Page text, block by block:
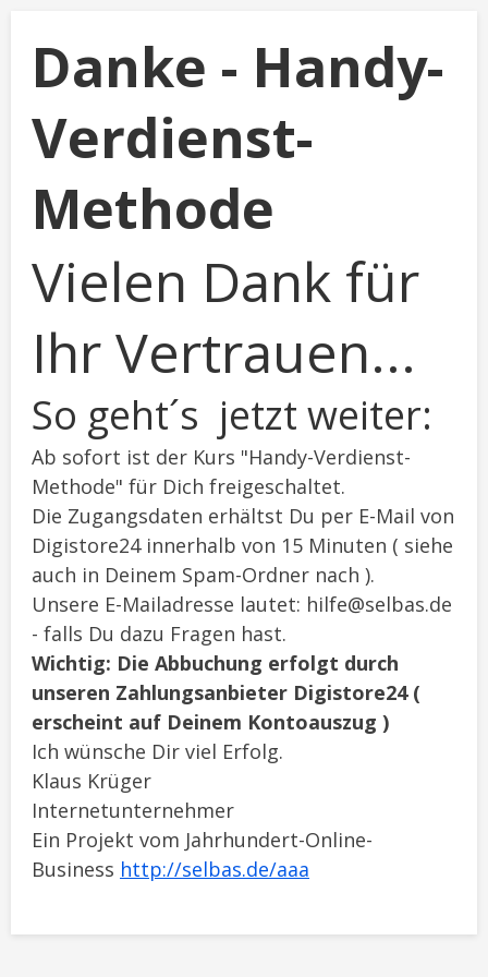
Danke - Handy-
Verdienst-
Methode
Vielen Dank für
Ihr Vertrauen...
So geht´s jetzt weiter:
Ab sofort ist der Kurs "Handy-Verdienst-
Methode" für Dich freigeschaltet.
Die Zugangsdaten erhältst Du per E-Mail von
Digistore24 innerhalb von 15 Minuten ( siehe
auch in Deinem Spam-Ordner nach ).
Unsere E-Mailadresse lautet: hilfe@selbas.de
- falls Du dazu Fragen hast.
Wichtig: Die Abbuchung erfolgt durch
unseren Zahlungsanbieter Digistore24 (
erscheint auf Deinem Kontoauszug )
Ich wünsche Dir viel Erfolg.
Klaus Krüger
Internetunternehmer
Ein Projekt vom Jahrhundert-Online-
Business http://selbas.de/aaa